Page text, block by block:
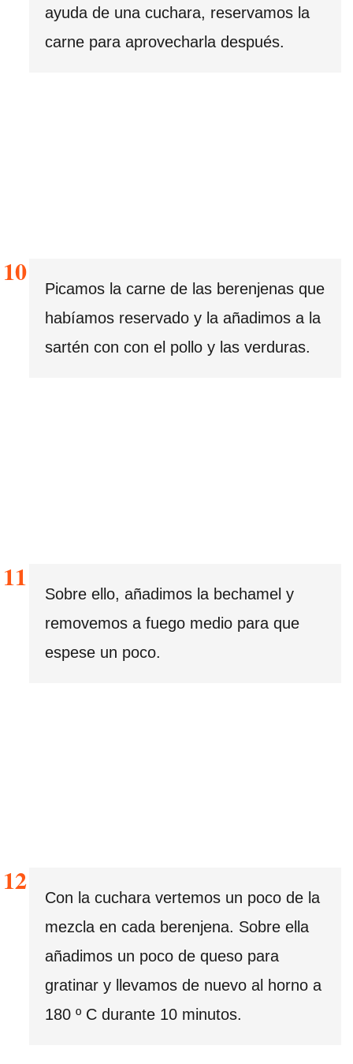
ayuda de una cuchara, reservamos la
carne para aprovecharla después.
Picamos la carne de las berenjenas que
habíamos reservado y la añadimos a la
sartén con con el pollo y las verduras.
Sobre ello, añadimos la bechamel y
removemos a fuego medio para que
espese un poco.
Con la cuchara vertemos un poco de la
mezcla en cada berenjena. Sobre ella
añadimos un poco de queso para
gratinar y llevamos de nuevo al horno a
180 º C durante 10 minutos.